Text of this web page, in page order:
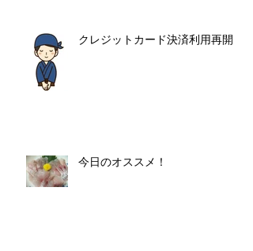
クレジットカード決済利用再開
今日のオススメ！